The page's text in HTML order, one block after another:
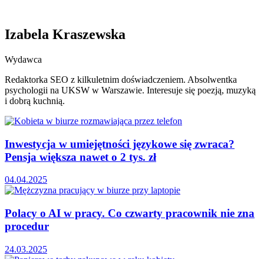
Izabela Kraszewska
Wydawca
Redaktorka SEO z kilkuletnim doświadczeniem. Absolwentka
psychologii na UKSW w Warszawie. Interesuje się poezją, muzyką
i dobrą kuchnią.
Inwestycja w umiejętności językowe się zwraca?
Pensja większa nawet o 2 tys. zł
04.04.2025
Polacy o AI w pracy. Co czwarty pracownik nie zna
procedur
24.03.2025